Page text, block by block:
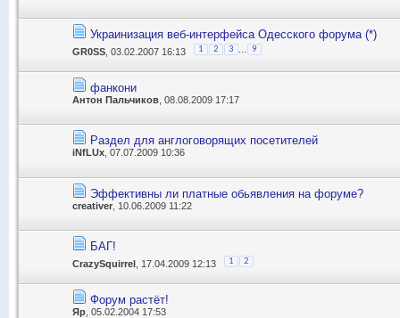
Украинизация веб-интерфейса Одесского форума (*)
GR0SS , 03.02.2007 16:13 1 2 3 9
фанкони
Антон Пальчиков , 08.08.2009 17:17
Раздел для англоговорящих посетителей
iNfLUx , 07.07.2009 10:36
Эффективны ли платные обьявления на форуме?
creativer , 10.06.2009 11:22
БАГ!
CrazySquirrel , 17.04.2009 12:13 1 2
Форум растёт!
Яр , 05.02.2004 17:53